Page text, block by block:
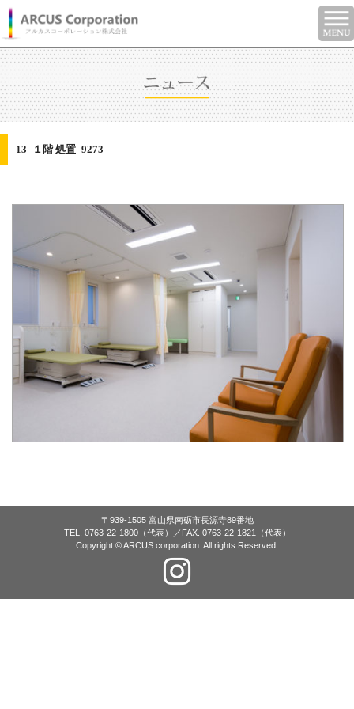
13_１階 処置_9273
〒939-1505 富山県南砺市長源寺89番地
TEL. 0763-22-1800（代表）／FAX. 0763-22-1821（代表）
Copyright © ARCUS corporation. All rights Reserved.